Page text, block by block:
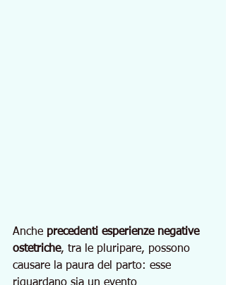
Anche precedenti esperienze negative
ostetriche, tra le pluripare, possono
causare la paura del parto: esse